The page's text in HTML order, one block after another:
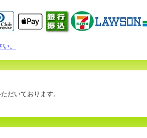
。
だいております。